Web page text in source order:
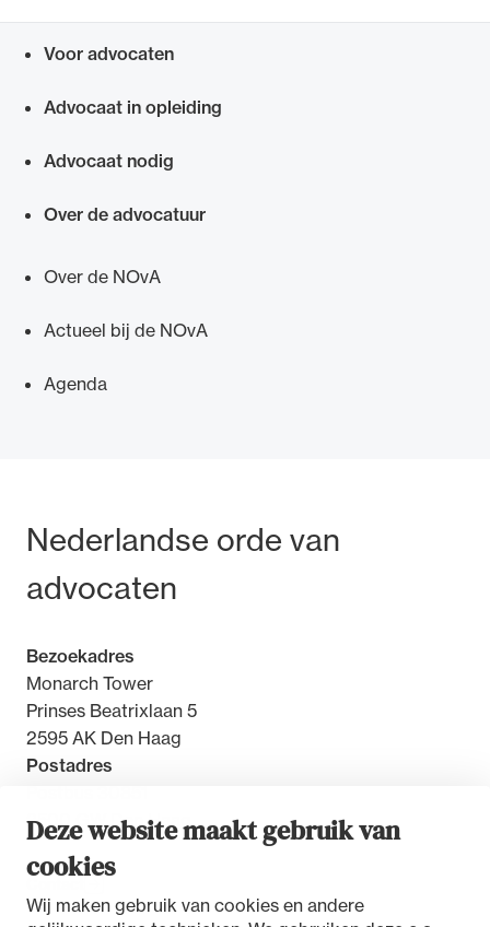
Deze website maakt gebruik van
cookies
Wij maken gebruik van cookies en andere
Voor advocaten
Advocaat in opleiding
Advocaat nodig
Over de advocatuur
Over de NOvA
Actueel bij de NOvA
Agenda
Bezoek- en postadres
Nederlandse orde van
advocaten
Bezoekadres
Monarch Tower
Prinses Beatrixlaan 5
2595 AK Den Haag
Postadres
2500 GW Den Haag